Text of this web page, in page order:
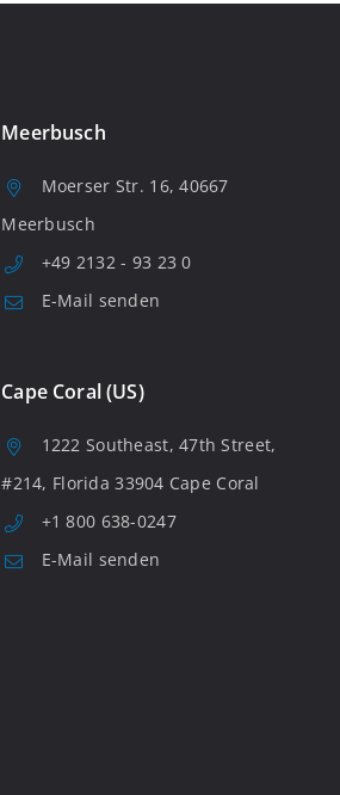
Meerbusch
Moerser Str. 16, 40667
Meerbusch
+49 2132 - 93 23 0
E-Mail senden
Cape Coral (US)
1222 Southeast, 47th Street,
#214, Florida 33904 Cape Coral
+1 800 638-0247
E-Mail senden